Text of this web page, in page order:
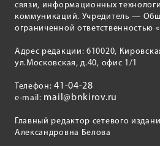
связи, информационных
коммуникаций. Учредитель —
ограниченной ответственностью
Адрес редакции: 610020,
ул.Московская, д.40, офис 1/1
Телефон:41-04-28
e-mail: mail@bnkirov.ru
Главный редактор сетевого
Александровна Белова